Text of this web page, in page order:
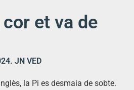
et va de
JN VED
la Pi es desmaia de sobte.